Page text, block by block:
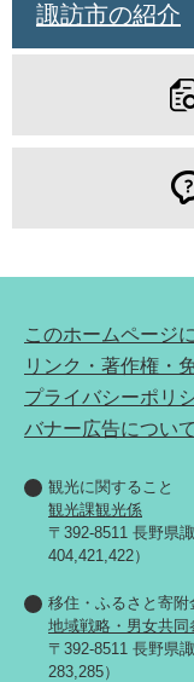
諏訪市の紹介
このホームページ
リンク・著作権・
プライバシーポリ
バナー広告について
観光に関すること
観光課観光係
〒392-8511 長野県
404,421,422）
移住・ふるさと寄附
地域戦略・男女共
〒392-8511 長野県
283,285）